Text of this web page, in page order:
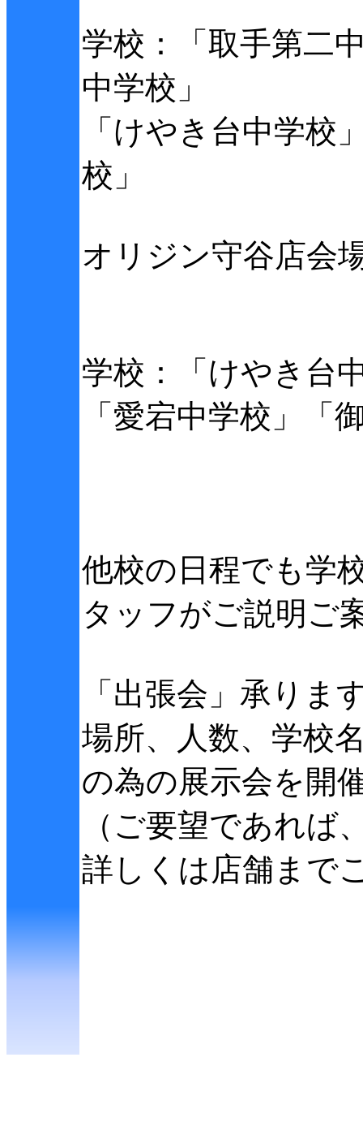
学校：「取手第二
中学校」
「けやき台中学校
校」
オリジン守谷店会
学校：「けやき台
「愛宕中学校」「
他校の日程でも学
タッフがご説明ご
「出張会」承りま
場所、人数、学校
の為の展示会を開
（ご要望であれば
詳しくは店舗まで